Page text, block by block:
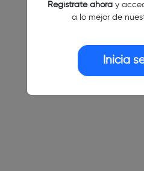
Regístrate ahoray
a lo mejor de
Inicia